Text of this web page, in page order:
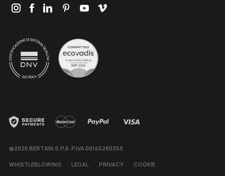
@2026 BERTANI S.P.A. P.IVA 00145280350
WHISTLEBLOWING LEGAL PRIVACY COOKIE